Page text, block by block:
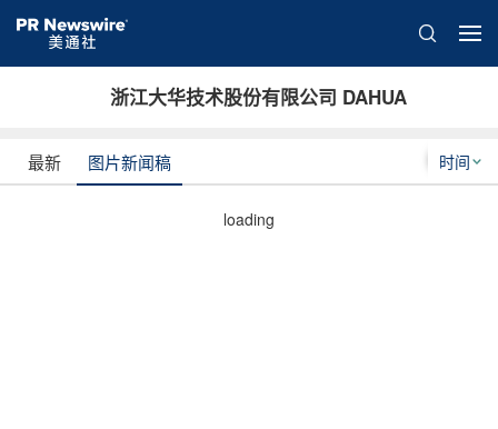
浙江大华技术股份有限公司 DAHUA
时间
最新 图片新闻稿
loading